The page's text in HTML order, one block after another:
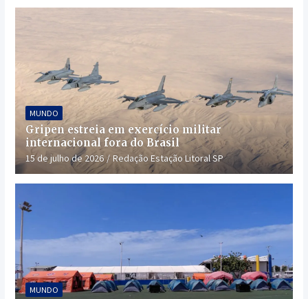
MUNDO
Gripen estreia em exercício militar
internacional fora do Brasil
15 de julho de 2026 Redação Estação Litoral SP
MUNDO